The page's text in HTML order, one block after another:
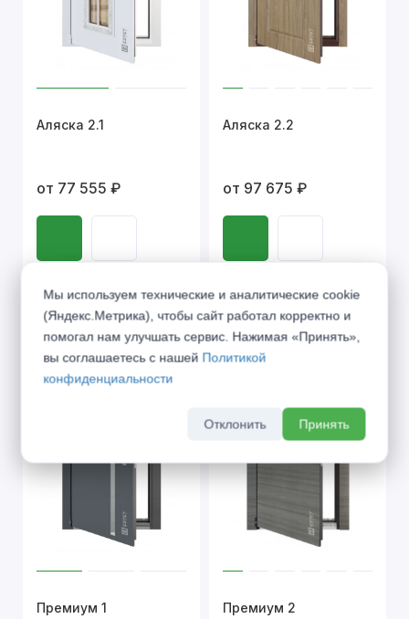
Аляска 2.1
от 77 555 ₽
Аляска 2.2
от 97 675 ₽
Премиум 1 Премиум 2
Мы используем технические и аналитические cookie
(Яндекс.Метрика), чтобы сайт работал корректно и
помогал нам улучшать сервис. Нажимая «Принять»,
вы соглашаетесь с нашей Политикой
конфиденциальности
Отклонить Принять